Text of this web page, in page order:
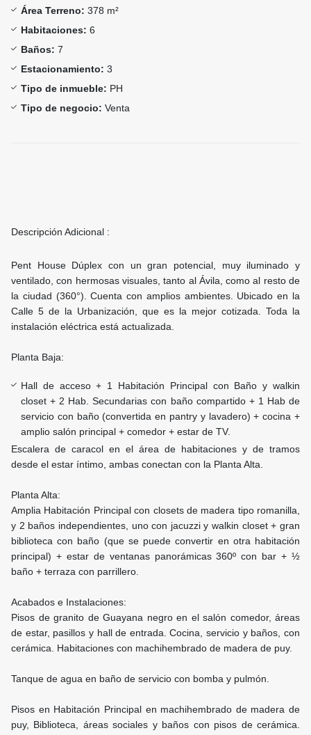
Área Terreno: 378 m²
Habitaciones: 6
Baños: 7
Estacionamiento: 3
Tipo de inmueble: PH
Tipo de negocio: Venta
Descripción Adicional :
Pent House Dúplex con un gran potencial, muy iluminado y
ventilado, con hermosas visuales, tanto al Ávila, como al resto de
la ciudad (360°). Cuenta con amplios ambientes. Ubicado en la
Calle 5 de la Urbanización, que es la mejor cotizada. Toda la
instalación eléctrica está actualizada.
Planta Baja:
Hall de acceso + 1 Habitación Principal con Baño y walkin
closet + 2 Hab. Secundarias con baño compartido + 1 Hab de
servicio con baño (convertida en pantry y lavadero) + cocina +
amplio salón principal + comedor + estar de TV.
Escalera de caracol en el área de habitaciones y de tramos
desde el estar íntimo, ambas conectan con la Planta Alta.
Planta Alta:
Amplia Habitación Principal con closets de madera tipo romanilla,
y 2 baños independientes, uno con jacuzzi y walkin closet + gran
biblioteca con baño (que se puede convertir en otra habitación
principal) + estar de ventanas panorámicas 360º con bar + ½
baño + terraza con parrillero.
Acabados e Instalaciones:
Pisos de granito de Guayana negro en el salón comedor, áreas
de estar, pasillos y hall de entrada. Cocina, servicio y baños, con
cerámica. Habitaciones con machihembrado de madera de puy.
Tanque de agua en baño de servicio con bomba y pulmón.
Pisos en Habitación Principal en machihembrado de madera de
puy, Biblioteca, áreas sociales y baños con pisos de cerámica.